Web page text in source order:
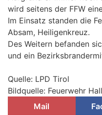
wird seitens der FFW
Im Einsatz standen die
Absam, Heiligenkreuz.
Des Weitern befanden
und ein
Quelle: LPD Tirol
Bildquelle: Feuerwehr
Mail